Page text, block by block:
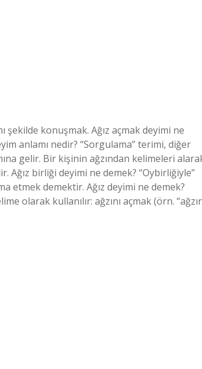
şekilde konuşmak. Ağız açmak deyimi ne
anlamı nedir? “Sorgulama” terimi, diğer
gelir. Bir kişinin ağzından kelimeleri
Ağız birliği deyimi ne demek? “Oybirliğiyle”
etmek demektir. Ağız deyimi ne demek?
olarak kullanılır: ağzını açmak (örn.